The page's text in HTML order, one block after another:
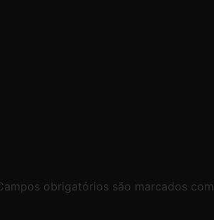
obrigatórios são marcados com